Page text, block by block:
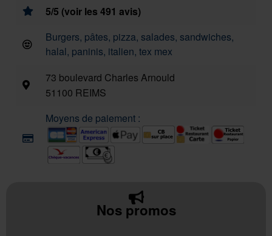
5/5 (voir les 491 avis)
Burgers, pâtes, pizza, salades, sandwiches,
halal, paninis, italien, tex mex
73 boulevard Charles Arnould
51100 REIMS
Moyens de paiement :
Nos promos